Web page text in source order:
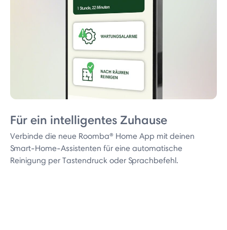
Für ein intelligentes Zuhause
Verbinde die neue Roomba® Home App mit deinen
Smart-Home-Assistenten für eine automatische
Reinigung per Tastendruck oder Sprachbefehl.